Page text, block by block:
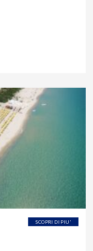
SCOPRI DI PIU'